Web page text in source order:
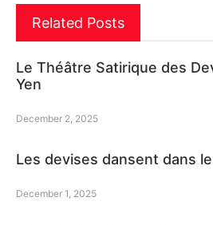
Related Posts
Le Théâtre Satirique des
Yen
December 2, 2025
Les devises dansent dans
December 1, 2025